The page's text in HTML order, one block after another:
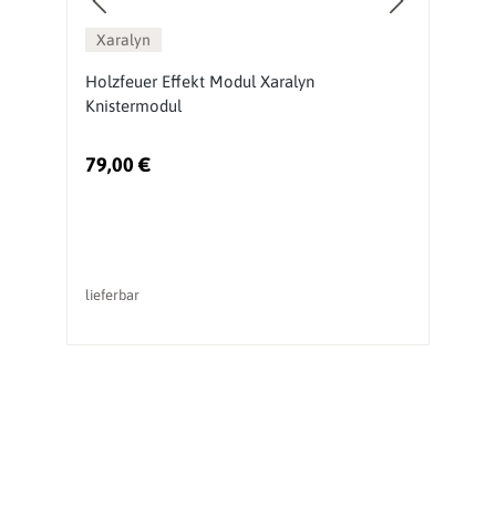
Xaralyn
Holzfeuer Effekt Modul Xaralyn
Knistermodul
79,00 €
lieferbar